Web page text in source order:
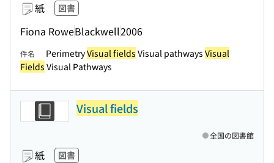
紙 図書
Fiona RoweBlackwell2006
件名 PerimetryVisual fields Visual pathways Visual
Fields Visual Pathways
Visual fields
紙 図書
全国の図書館